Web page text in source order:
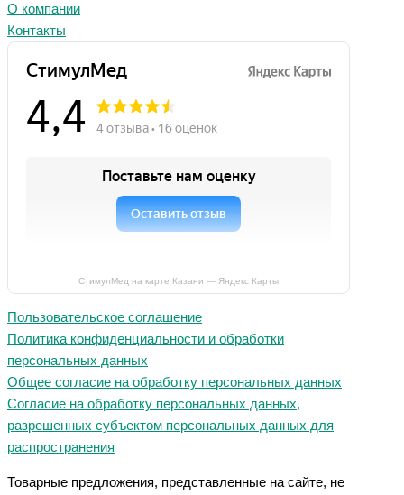
О компании
Контакты
СтимулМед на карте Казани — Яндекс Карты
Пользовательское соглашение
Политика конфиденциальности и обработки
персональных данных
Общее согласие на обработку персональных данных
Согласие на обработку персональных данных,
разрешенных субъектом персональных данных для
распространения
Товарные предложения, представленные на сайте, не